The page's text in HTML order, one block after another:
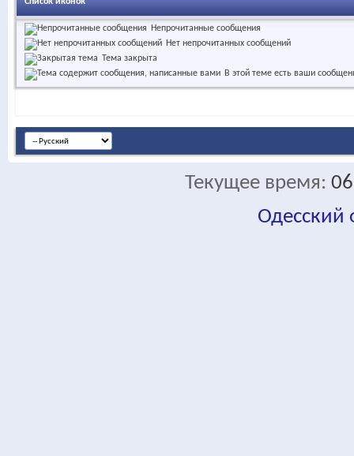
Список иконок
Непрочитанные сообщения
Нет непрочитанных сообщений
Тема закрыта
В этой теме есть ваши
Текущее время:
Одесский